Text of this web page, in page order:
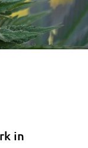
in